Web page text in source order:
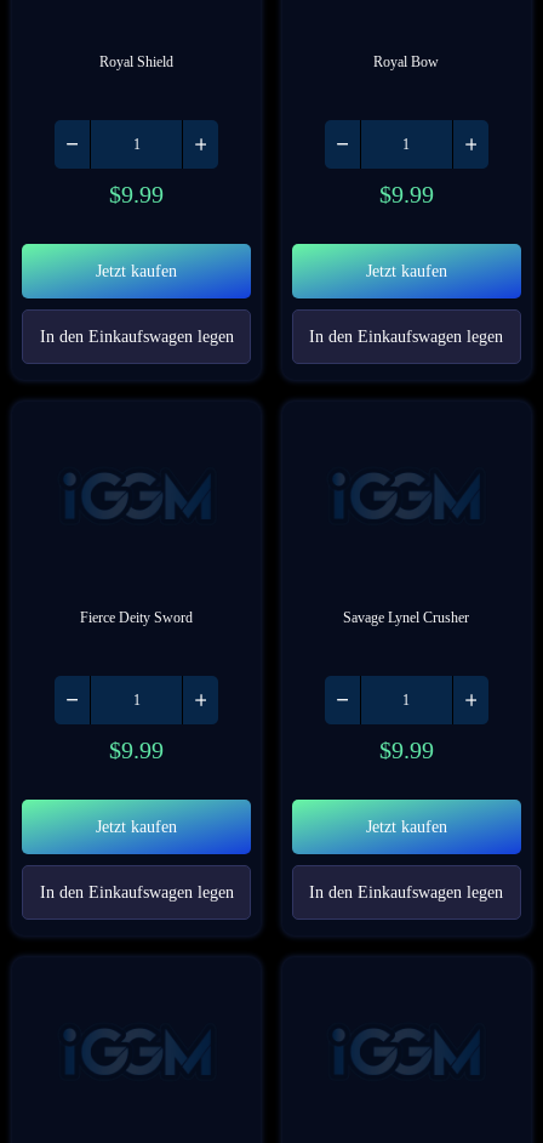
Royal Shield
$9.99
Jetzt kaufen
In den Einkaufswagen legen
Royal Bow
$9.99
Jetzt kaufen
In den Einkaufswagen legen
Fierce Deity Sword
$9.99
Jetzt kaufen
In den Einkaufswagen legen
Savage Lynel Crusher
$9.99
Jetzt kaufen
In den Einkaufswagen legen